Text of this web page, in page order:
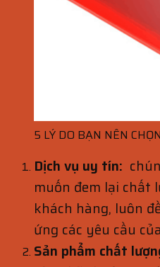
5 LÝ DO BẠN NÊN
Dịch vụ uy tín:
muốn đem lại chất
khách hàng, luôn
ứng các yêu cầu
Sản phẩm chất